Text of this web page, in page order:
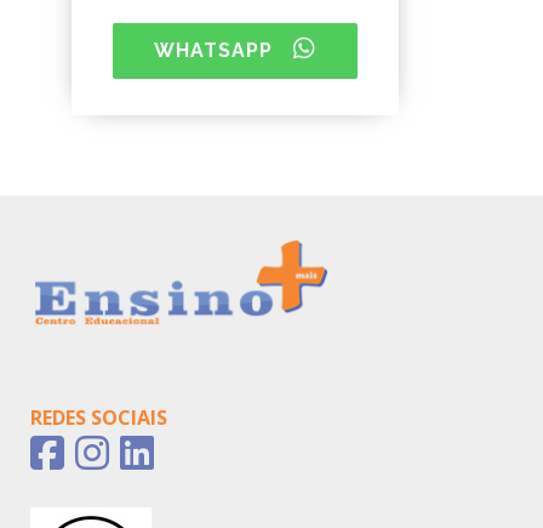
WHATSAPP
REDES SOCIAIS